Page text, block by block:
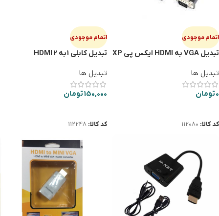
اتمام موجودی
تبدیل VGA به HDMI ایکس پی XP
تبدیل ها
0تومان
کد کالا: 112080
اتمام موجودی
تبدیل کابلی 1به 2 HDMI
تبدیل ها
150,000تومان
کد کالا: 112248